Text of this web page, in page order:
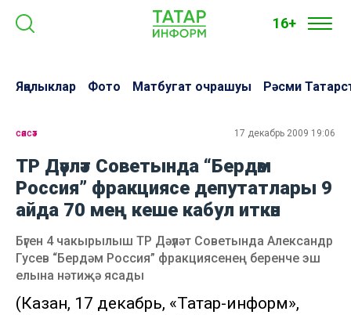
16+
Яңалыклар Фото Матбугат очрашуы Рәсми
сәясәт 17 декабрь 2009 19:06
ТР Дәүләт Советында “Бердәм
Россия” фракциясе депутатлары 9
айда 70 мең кеше кабул иткән
Бүген 4 чакырылыш ТР Дәүләт Советында Александр
Гусев “Бердәм Россия” фракциясенең беренче эш
елына нәтиҗә ясады
(Казан, 17 декабрь, «Татар-информ»,